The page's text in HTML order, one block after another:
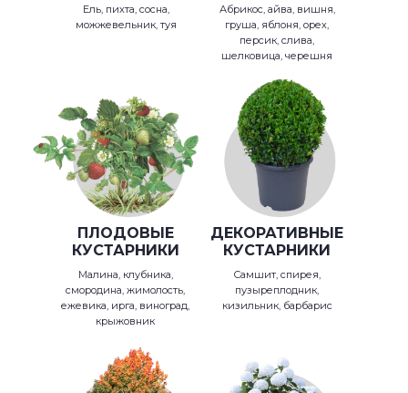
Ель, пихта, сосна,
можжевельник, туя
Абрикос, айва, вишня,
груша, яблоня, орех,
персик, слива,
шелковица, черешня
ПЛОДОВЫЕ
КУСТАРНИКИ
Малина, клубника,
смородина, жимолость,
ежевика, ирга, виноград,
крыжовник
ДЕКОРАТИВНЫЕ
КУСТАРНИКИ
Самшит, спирея,
пузыреплодник,
кизильник, барбарис